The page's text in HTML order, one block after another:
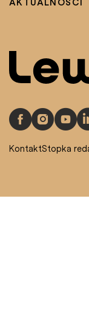
KontaktStopka